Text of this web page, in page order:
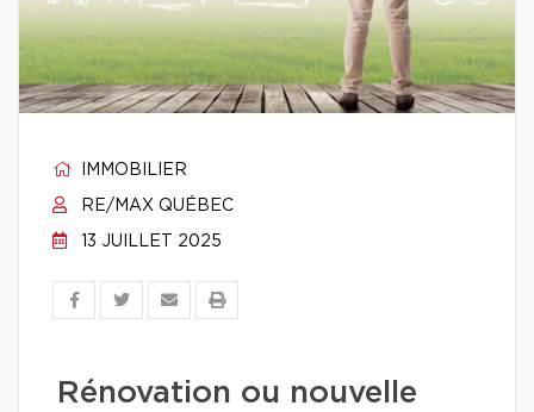
IMMOBILIER
RE/MAX QUÉBEC
13 JUILLET 2025
Rénovation ou nouvelle